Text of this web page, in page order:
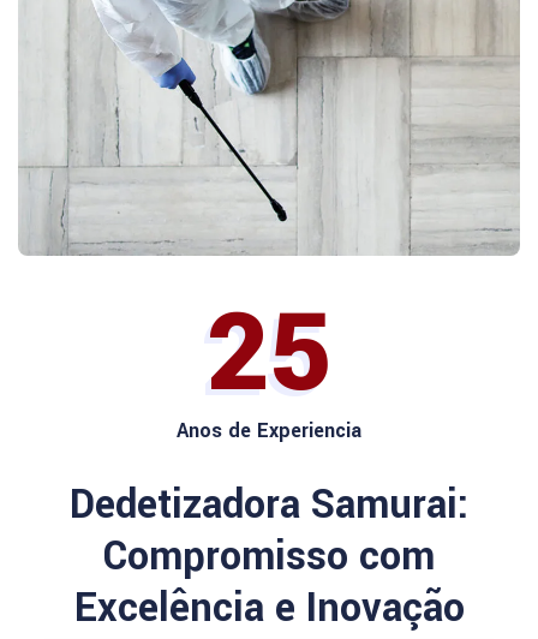
25
Anos de Experiencia
Dedetizadora Samurai:
Compromisso com
Excelência e Inovação